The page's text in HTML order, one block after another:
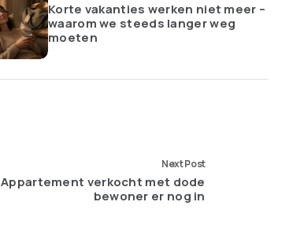
Korte vakanties werken niet meer –
waarom we steeds langer weg
moeten
Next Post
Appartement verkocht met dode
bewoner er nog in